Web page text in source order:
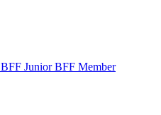
BFF JuniorBFF Member